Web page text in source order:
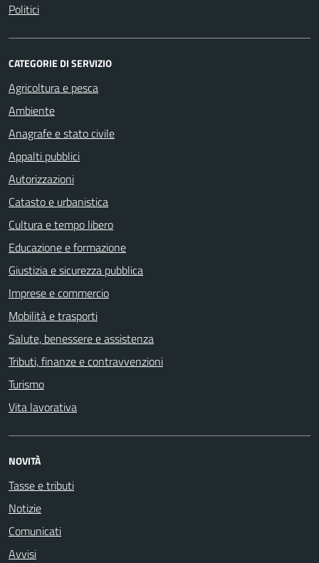
Politici
CATEGORIE DI SERVIZIO
Agricoltura e pesca
Ambiente
Anagrafe e stato civile
Appalti pubblici
Autorizzazioni
Catasto e urbanistica
Cultura e tempo libero
Educazione e formazione
Giustizia e sicurezza pubblica
Imprese e commercio
Mobilità e trasporti
Salute, benessere e assistenza
Tributi, finanze e contravvenzioni
Turismo
Vita lavorativa
NOVITÀ
Tasse e tributi
Notizie
Comunicati
Avvisi